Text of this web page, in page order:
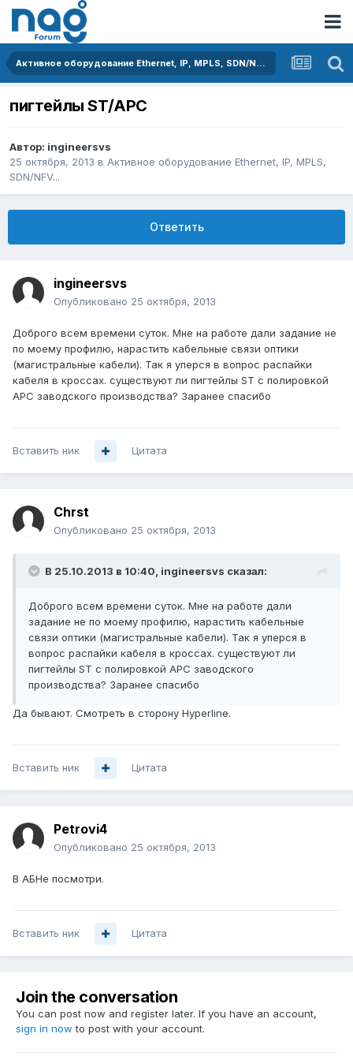
Активное оборудование Ethernet, IP, MPLS, SDN/NFV...
пигтейлы ST/APC
Автор: ingineersvs
25 октября, 2013 в Активное оборудование Ethernet, IP, MPLS,
SDN/NFV...
Ответить
ingineersvs
Опубликовано 25 октября, 2013
Доброго всем времени суток. Мне на работе дали задание не
по моему профилю, нарастить кабельные связи оптики
(магистральные кабели). Так я уперся в вопрос распайки
кабеля в кроссах. существуют ли пигтейлы ST с полировкой
APC заводского производства? Заранее спасибо
Вставить ник Цитата
Chrst
Опубликовано 25 октября, 2013
В 25.10.2013 в 10:40, ingineersvs сказал:
Доброго всем времени суток. Мне на работе дали
задание не по моему профилю, нарастить кабельные
связи оптики (магистральные кабели). Так я уперся в
вопрос распайки кабеля в кроссах. существуют ли
пигтейлы ST с полировкой APC заводского
производства? Заранее спасибо
Да бывают. Смотреть в сторону Hyperline.
Вставить ник Цитата
Petrovi4
Опубликовано 25 октября, 2013
В АБНе посмотри.
Вставить ник Цитата
Join the conversation
You can post now and register later. If you have an account,
sign in now to post with your account.